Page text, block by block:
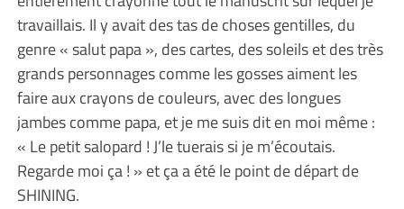
travaillais. Il y avait des tas de choses gentilles, du
genre « salut papa », des cartes, des soleils et des très
grands personnages comme les gosses aiment les
faire aux crayons de couleurs, avec des longues
jambes comme papa, et je me suis dit en moi même :
« Le petit salopard ! J’le tuerais si je m’écoutais.
Regarde moi ça ! » et ça a été le point de départ de
SHINING.